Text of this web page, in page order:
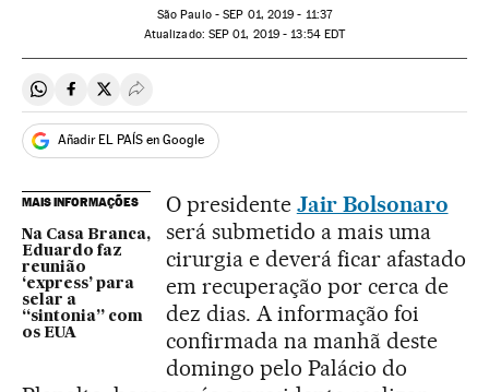
São Paulo -SEP 01, 2019 - 11:37
atualizado: SEP 01, 2019 - 13:54EDT
Compartir en Whatsapp
Compartir en Facebook
Compartir en Twitter
Desplegar Redes Sociales
Añadir EL PAÍS en Google
MAIS INFORMAÇÕES
Na Casa Branca,
Eduardo faz
reunião
‘express’ para
selar a
“sintonia” com
os EUA
O presidente Jair Bolsonaro
será submetido a mais uma
cirurgia e deverá ficar afastado
em recuperação por cerca de
dez dias. A informação foi
confirmada na manhã deste
domingo pelo Palácio do